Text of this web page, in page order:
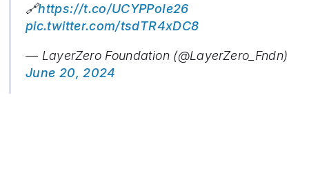
🔗https://t.co/UCYPPoIe26
pic.twitter.com/tsdTR4xDC8
— LayerZero Foundation (@LayerZero_Fndn)
June 20, 2024